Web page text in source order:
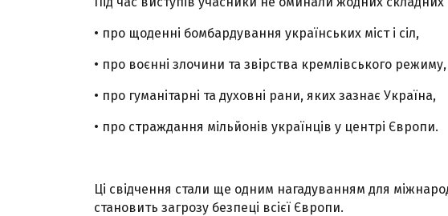
• про щоденні бомбардування українських міст і сіл,
• про воєнні злочини та звірства кремлівського режиму,
• про гуманітарні та духовні рани, яких зазнає Україна,
• про страждання мільйонів українців у центрі Європи.
Ці свідчення стали ще одним нагадуванням для
становить загрозу безпеці всієї Європи.